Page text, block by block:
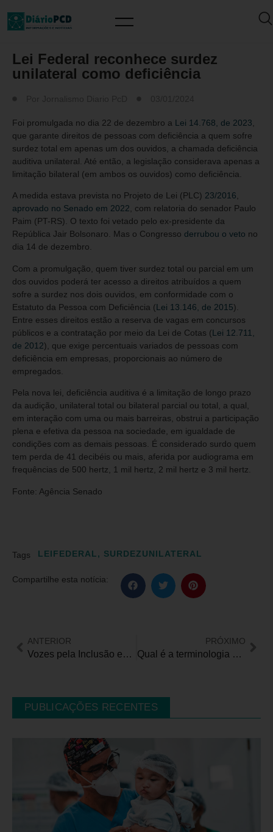
Lei Federal reconhece surdez
unilateral como deficiência
Foi promulgada no dia 22 de dezembro a Lei 14.768, de 2023
que garante direitos de pessoas com deficiência a quem sofre
surdez total em apenas um dos ouvidos, a chamada deficiência
auditiva unilateral. Até então, a legislação considerava apenas a
limitação bilateral (em ambos os ouvidos) como deficiência.
A medida estava prevista no Projeto de Lei (PLC) 23/2016,
aprovado no Senado em 2022, com relatoria do senador Paulo
Paim (PT-RS). O texto foi vetado pelo ex-presidente da
República Jair Bolsonaro. Mas o Congresso derrubou o veto no
dia 14 de dezembro.
Com a promulgação, quem tiver surdez total ou parcial em um
dos ouvidos poderá ter acesso a direitos atribuídos a quem
sofre a surdez nos dois ouvidos, em conformidade com o
Estatuto da Pessoa com Deficiência (Lei 13.146, de 2015).
Entre esses direitos estão a reserva de vagas em concursos
públicos e a contratação por meio da Lei de Cotas (Lei 12.711,
de 2012), que exige percentuais variados de pessoas com
deficiência em empresas, proporcionais ao número de
empregados.
Pela nova lei, deficiência auditiva é a limitação de longo prazo
da audição, unilateral total ou bilateral parcial ou total, a qual,
em interação com uma ou mais barreiras, obstrui a participação
plena e efetiva da pessoa na sociedade, em igualdade de
condições com as demais pessoas. É considerado surdo quem
tem perda de 41 decibéis ou mais, aferida por audiograma em
frequências de 500 hertz, 1 mil hertz, 2 mil hertz e 3 mil hertz.
Fonte: Agência Senado
Tags LEIFEDERAL, SURDEZUNILATERAL
Compartilhe esta notícia:
ANTERIOR
Vozes pela Inclusão entrevista Clecia Padilha
PRÓXIMO
Qual é a terminologia adequada para se referir às pessoas com deficiência?
PUBLICAÇÕES RECENTES